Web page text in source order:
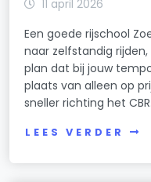
11 april 2026
Een goede rijschool
naar zelfstandig
plan dat bij jouw
plaats van alleen op
sneller richting het CBR.
LEES VERDER